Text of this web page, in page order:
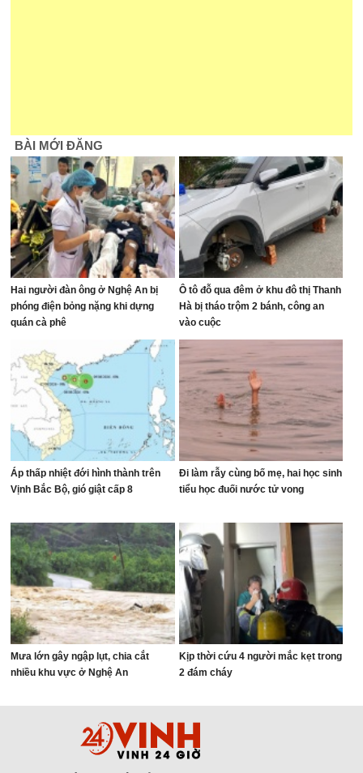
BÀI MỚI ĐĂNG
Hai người đàn ông ở Nghệ An bị
phóng điện bỏng nặng khi dựng
quán cà phê
Ô tô đỗ qua đêm ở khu đô thị Thanh
Hà bị tháo trộm 2 bánh, công an
vào cuộc
Áp thấp nhiệt đới hình thành trên
Vịnh Bắc Bộ, gió giật cấp 8
Đi làm rẫy cùng bố mẹ, hai học sinh
tiểu học đuối nước tử vong
Mưa lớn gây ngập lụt, chia cắt
nhiều khu vực ở Nghệ An
Kịp thời cứu 4 người mắc kẹt trong
2 đám cháy